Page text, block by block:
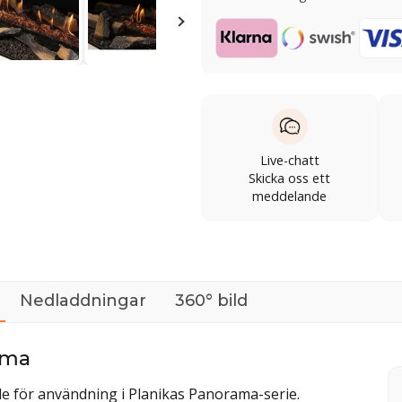
Live-chatt
Skicka oss ett
meddelande
Nedladdningar 360° bild
för användning i Planikas Panorama-serie.